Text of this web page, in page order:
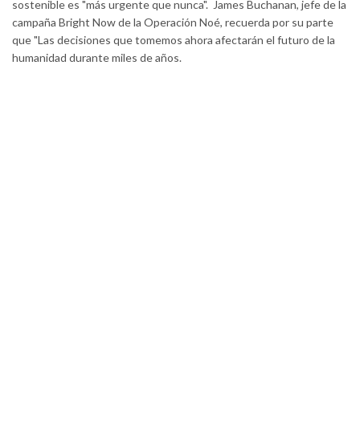
sostenible es "más urgente que nunca". James Buchanan, jefe de la
campaña Bright Now de la Operación Noé, recuerda por su parte
que "Las decisiones que tomemos ahora afectarán el futuro de la
humanidad durante miles de años.